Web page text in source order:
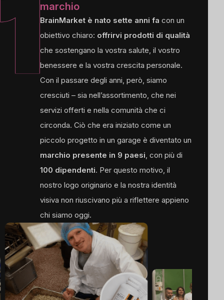
marchio
BrainMarket è nato sette anni fa con un
obiettivo chiaro: offrirvi prodotti di qualità
che sostengano la vostra salute, il vostro
benessere e la vostra crescita personale.
Con il passare degli anni, però, siamo
cresciuti – sia nell’assortimento, che nei
servizi offerti e nella comunità che ci
circonda. Ciò che era iniziato come un
piccolo progetto in un garage è diventato un
marchio presente in 9 paesi, con più di
100 dipendenti. Per questo motivo, il
nostro logo originario e la nostra identità
visiva non riuscivano più a riflettere appieno
chi siamo oggi.